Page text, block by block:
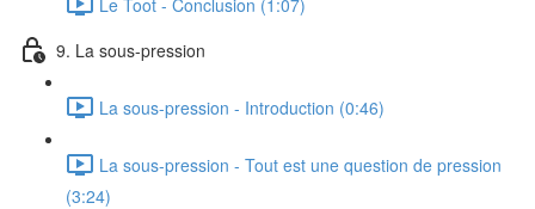
9. La sous-pression
La sous-pression - Introduction (0:46)
La sous-pression - Tout est une question de pression
(3:24)